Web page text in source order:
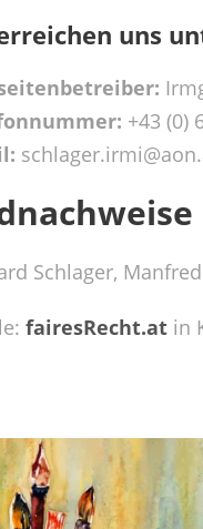
uns
+43 (0)
Schlager,
fairesRecht.at in